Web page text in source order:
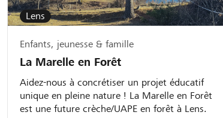
Lens
Enfants, jeunesse & famille
La Marelle en Forêt
Aidez-nous à concrétiser un projet éducatif
unique en pleine nature ! La Marelle en Forêt
est une future crèche/UAPE en forêt à Lens.